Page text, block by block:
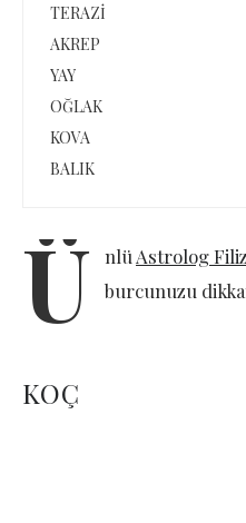
TERAZİ
AKREP
YAY
OĞLAK
KOVA
BALIK
Ü nlü Astrolog Filiz
burcunuzu
KOÇ